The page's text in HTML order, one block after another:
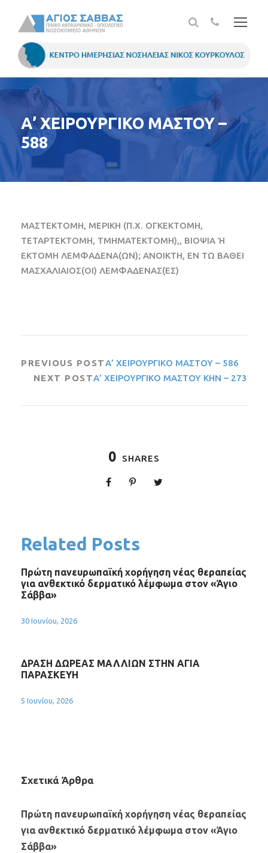
Α’ ΧΕΙΡΟΥΡΓΙΚΟ ΜΑΣΤΟΥ –
588
ΜΑΣΤΕΚΤΟΜΗ, ΜΕΡΙΚΗ (Π.Χ. ΟΓΚΕΚΤΟΜΗ,
ΤΕΤΑΡΤΕΚΤΟΜΗ, ΤΜΗΜΑΤΕΚΤΟΜΗ),, ΒΙΟΨΙΑ Ή
ΕΚΤΟΜΗ ΛΕΜΦΑΔΕΝΑ(ΩΝ); ΑΝΟΙΚΤΗ, ΕΝ ΤΩ ΒΑΘΕΙ
ΜΑΣΧΑΛΙΑΙΟΣ(ΟΙ) ΛΕΜΦΑΔΕΝΑΣ(ΕΣ)
PREVIOUS POSTΑ’ ΧΕΙΡΟΥΡΓΙΚΟ ΜΑΣΤΟΥ – 586
NEXT POSTΑ’ ΧΕΙΡΟΥΡΓΙΚΟ ΜΑΣΤΟΥ ΚΗΝ – 273
0 SHARES
Related Posts
Πρώτη πανευρωπαϊκή χορήγηση νέας θεραπείας
για ανθεκτικό δερματικό λέμφωμα στον «Άγιο
Σάββα»
30 Ιουνίου, 2026
ΔΡΑΣΗ ΔΩΡΕΑΣ ΜΑΛΛΙΩΝ ΣΤΗΝ ΑΓΙΑ
ΠΑΡΑΣΚΕΥΗ
5 Ιουνίου, 2026
Σχετικά Άρθρα
Πρώτη πανευρωπαϊκή χορήγηση νέας θεραπείας
για ανθεκτικό δερματικό λέμφωμα στον «Άγιο
Σάββα»